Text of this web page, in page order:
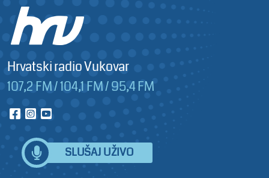
Hrvatski radio Vukovar
107,2 FM / 104,1 FM / 95,4 FM
SLUŠAJ UŽIVO